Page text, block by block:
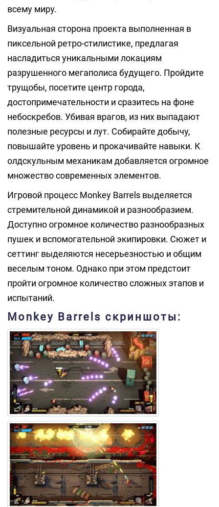
всему миру.
Визуальная сторона проекта выполненная в
пиксельной ретро-стилистике, предлагая
насладиться уникальными локациям
разрушенного мегаполиса будущего. Пройдите
трущобы, посетите центр города,
достопримечательности и сразитесь на фоне
небоскребов. Убивая врагов, из них выпадают
полезные ресурсы и лут. Собирайте добычу,
повышайте уровень и прокачивайте навыки. К
олдскульным механикам добавляется огромное
множество современных элементов.
Игровой процесс Monkey Barrels выделяется
стремительной динамикой и разнообразием.
Доступно огромное количество разнообразных
пушек и вспомогательной экипировки. Сюжет и
сеттинг выделяются несерьезностью и общим
веселым тоном. Однако при этом предстоит
пройти огромное количество сложных этапов и
испытаний.
Monkey Barrels скриншоты: